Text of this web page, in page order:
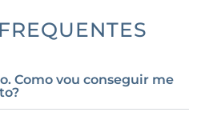
Como vou conseguir me